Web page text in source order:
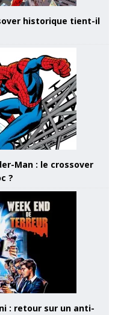
historique tient-il
Man : le crossover
?
: retour sur un anti-